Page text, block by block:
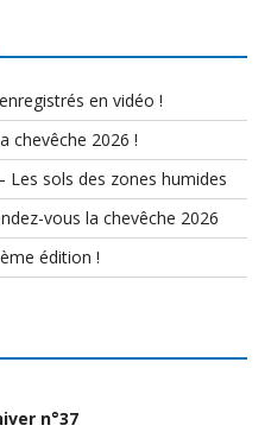
en vidéo !
chevêche 2026 !
Les sols des zones humides
vous la chevêche 2026
édition !
n°37